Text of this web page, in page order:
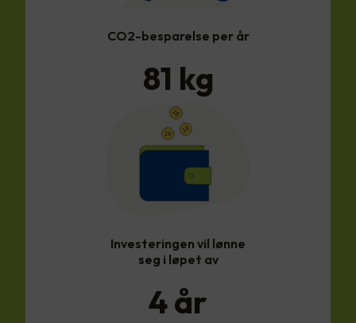
CO2-besparelse per år
81 kg
Investeringen vil lønne
seg i løpet av
4år